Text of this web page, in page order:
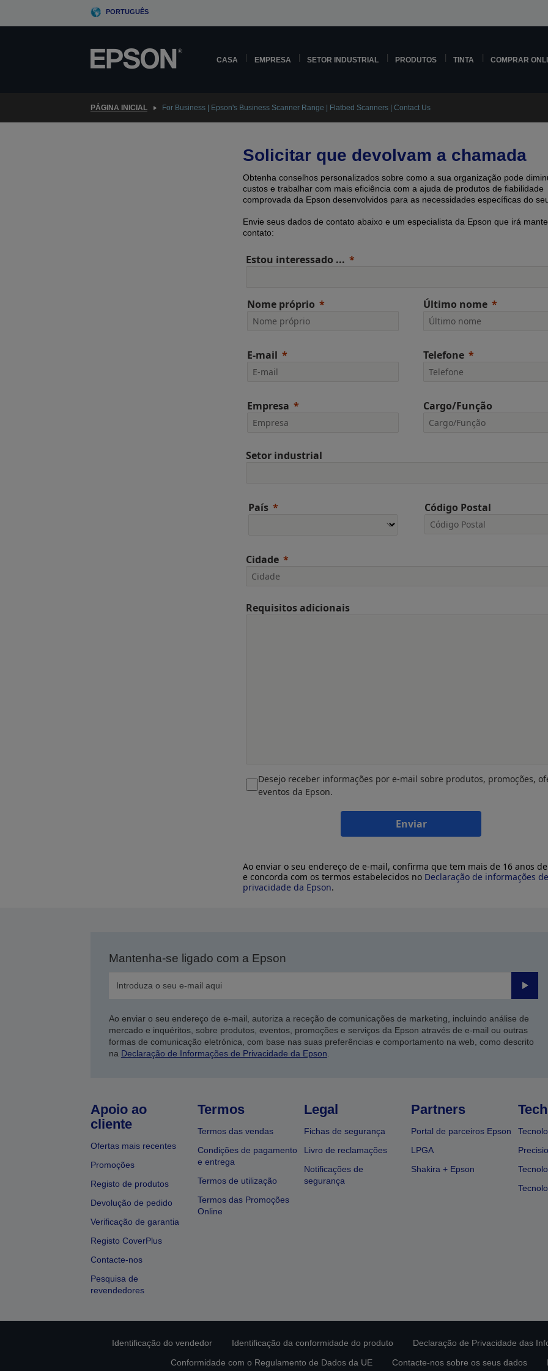
PORTUGUÊS
CASA EMPRESA SETOR INDUSTRIAL PRODUTOS TINTA COMPRAR
PÁGINA INICIAL For Business | Epson's Business Scanner Range | Flatbed Scanners | Contact Us
Solicitar que devolvam a chamada
Obtenha conselhos personalizados sobre como a sua organização pode
custos e trabalhar com mais eficiência com a ajuda de produtos de fiabilidade
comprovada ​​da Epson desenvolvidos para as necessidades específicas do
Envie seus dados de contato abaixo e um especialista da Epson que irá
contato:
Estou interessado ...
Nome próprio Último nome
E-mail Telefone
Empresa Cargo/Função
Setor industrial
País Código Postal
Cidade
Requisitos adicionais
Desejo receber informações por e-mail sobre produtos, promoções,
eventos da Epson.
Enviar
Ao enviar o seu endereço de e-mail, confirma que tem mais de 16 anos
e concorda com os termos estabelecidos no Declaração de informações de
privacidade da Epson.
Mantenha-se ligado com a Epson
Enviar
Ao enviar o seu endereço de e-mail, autoriza a receção de comunicações de marketing, incluindo análise de
mercado e inquéritos, sobre produtos, eventos, promoções e serviços da Epson através de e-mail ou outras
formas de comunicação eletrónica, com base nas suas preferências e comportamento na web, como descrito
na Declaração de Informações de Privacidade da Epson
Apoio ao
cliente
Ofertas mais recentes
Promoções
Registo de produtos
Devolução de pedido
Verificação de garantia
Registo CoverPlus
Contacte-nos
Pesquisa de
revendedores
Termos
Termos das vendas
Condições de pagamento
e entrega
Termos de utilização
Termos das Promoções
Online
Legal
Fichas de segurança
Livro de reclamações
Notificações de
segurança
Partners
Portal de parceiros Epson
LPGA
Shakira + Epson
Identificação do vendedor Identificação da conformidade do produto Declaração de Privacidade das
Conformidade com o Regulamento de Dados da UE
Contacte-nos sobre os seus dados